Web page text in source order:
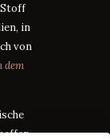
Stoff
in
von
dem